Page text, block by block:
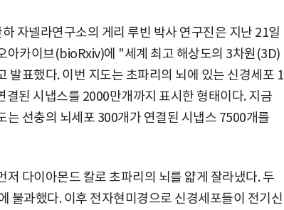
자넬라연구소의 게리 루빈 박사 연구진은 지난 21일
아카이브(bioRxiv)에 "세계 최고 해상도의 3차원(3D)
발표했다. 이번 지도는 초파리의 뇌에 있는 신경세포 1
결된 시냅스를 2000만개까지 표시한 형태이다. 지금
는 선충의 뇌세포 300개가 연결된 시냅스 7500개를
저 다이아몬드 칼로 초파리의 뇌를 얇게 잘라냈다. 두
불과했다. 이후 전자현미경으로 신경세포들이 전기신